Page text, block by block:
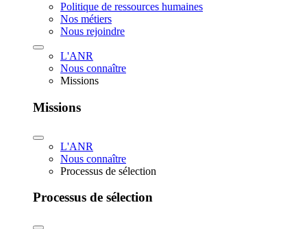
Politique de ressources humaines
Nos métiers
Nous rejoindre
L'ANR
Nous connaître
Missions
Missions
L'ANR
Nous connaître
Processus de sélection
Processus de sélection